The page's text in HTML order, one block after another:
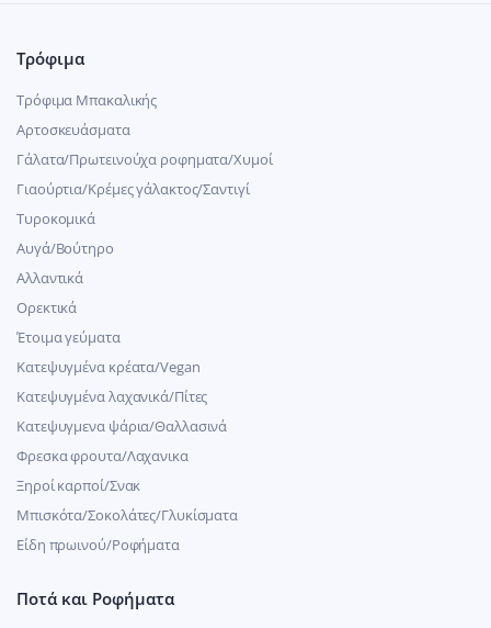
Τρόφιμα
Τρόφιμα Μπακαλικής
Αρτοσκευάσματα
Γάλατα/Πρωτεινούχα ροφηματα/Χυμοί
Γιαούρτια/Κρέμες γάλακτος/Σαντιγί
Τυροκομικά
Αυγά/Βούτηρο
Αλλαντικά
Ορεκτικά
Έτοιμα γεύματα
Κατεψυγμένα κρέατα/Vegan
Kατεψυγμένα λαχανικά/Πίτες
Κατεψυγμενα ψάρια/Θαλλασινά
Φρεσκα φρουτα/Λαχανικα
Ξηροί καρποί/Σνακ
Μπισκότα/Σοκολάτες/Γλυκίσματα
Είδη πρωινού/Ροφήματα
Ποτά και Ροφήματα